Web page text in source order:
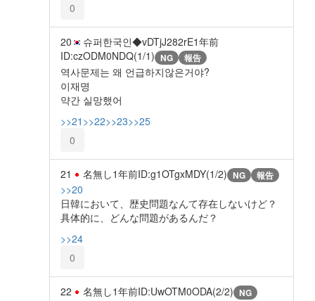
0
20 슈퍼한국인◆vDTjJ282rE1年前
ID:czODM0NDQ(1/1) NG 報告
역사문제는 왜 언급하지않은거야?
이재명
약간 실망했어
>>21 >>22>>23>>25
0
21 名無し1年前ID:g1OTgxMDY(1/2) NG 報告
>>20
日韓において、歴史問題なんて存在しないけど？
具体的に、どんな問題があるんだ？
>>24
0
22 名無し1年前ID:UwOTM0ODA(2/2) NG